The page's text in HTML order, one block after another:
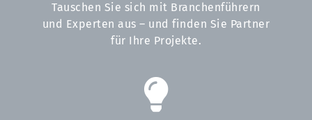
Tauschen Sie sich mit Branchenführern
und Experten aus – und finden Sie Partner
für Ihre Projekte.